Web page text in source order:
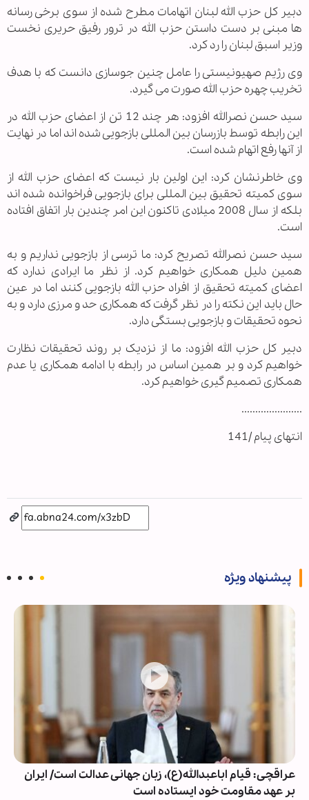
دبیر کل حزب الله لبنان اتهامات مطرح شده از سوی برخی رسانه
ها مبنی بر دست داستن حزب الله در ترور رفیق حریری نخست
وزیر اسبق لبنان را رد کرد.
وی رژیم صهیونیستی را عامل چنین جوسازی دانست که با هدف
تخریب چهره حزب الله صورت می گیرد.
سید حسن نصرالله افزود: هر چند 12 تن از اعضای حزب الله در
این رابطه توسط بازرسان بین المللی بازجویی شده اند اما در نهایت
از آنها رفع اتهام شده است.
وی خاطرنشان کرد: این اولین بار نیست که اعضای حزب الله از
سوی کمیته تحقیق بین المللی برای بازجویی فراخوانده شده اند
بلکه از سال 2008 میلادی تاکنون این امر چندین بار اتفاق افتاده
است.
سید حسن نصرالله تصریح کرد: ما ترسی از بازجویی نداریم و به
همین دلیل همکاری خواهیم کرد. از نظر ما ایرادی ندارد که
اعضای کمیته تحقیق از افراد حزب الله بازجویی کنند اما در عین
حال باید این نکته را در نظر گرفت که همکاری حد و مرزی دارد و به
نحوه تحقیقات و بازجویی بستگی دارد.
دبیر کل حزب الله افزود: ما از نزدیک بر روند تحقیقات نظارت
خواهیم کرد و بر همین اساس در رابطه با ادامه همکاری یا عدم
همکاری تصمیم گیری خواهیم کرد.
......................
انتهای پیام /141
پیشنهاد ویژه
عراقچی: قیام اباعبدالله(ع)، زبان جهانی عدالت است/ ایران
بر عهد مقاومت خود ایستاده است